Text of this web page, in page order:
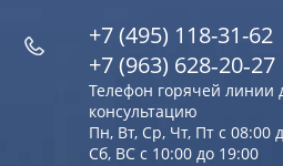
+7 (495) 118-31-62
+7 (963) 628‑20‑27
Телефон горячей линии
консультацию
Пн, Вт, Ср, Чт, Пт с 08:00
Сб, ВС с 10:00 до 19:00